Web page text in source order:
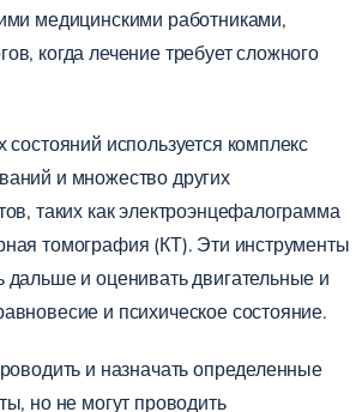
медицинскими работниками,
когда лечение требует сложного
состояний используется комплекс
и множество других
таких как электроэнцефалограмма
томография (КТ). Эти инструменты
дальше и оценивать двигательные и
и психическое состояние.
и назначать определенные
но не могут проводить